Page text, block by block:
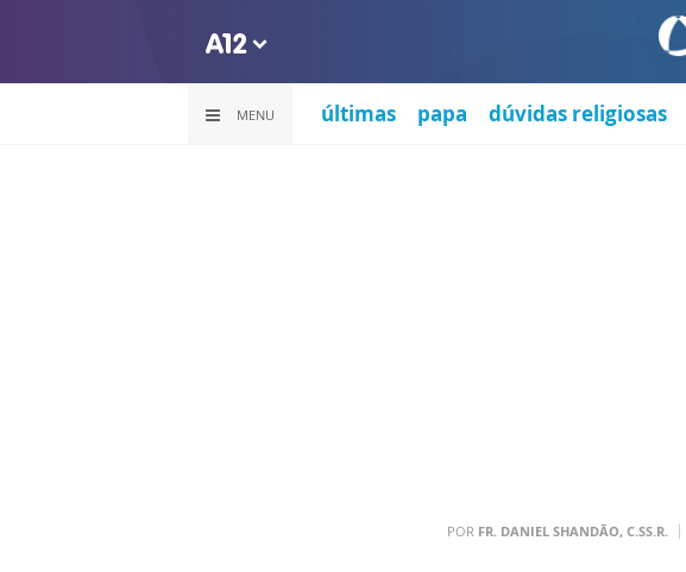
MENU últimas papa dúvidas religiosas
POR FR. DANIEL SHANDÃO, C.SS.R.